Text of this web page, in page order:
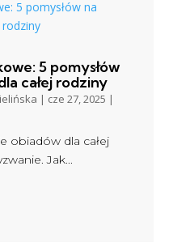
5 pomysłów
całej rodziny
| cze 27, 2025 |
obiadów dla całej
Jak...